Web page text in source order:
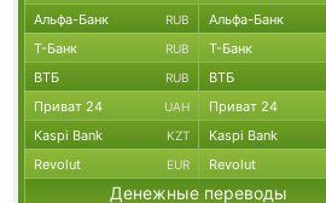
Альфа-Банк RUB Альфа-Банк
Т-Банк RUB Т-Банк
ВТБ RUB ВТБ
Приват 24 UAH Приват 24
Kaspi Bank KZT Kaspi Bank
Revolut EUR Revolut
Денежные переводы